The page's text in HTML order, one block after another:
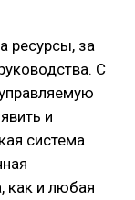
ресурсы, за
С
и
система
как и любая